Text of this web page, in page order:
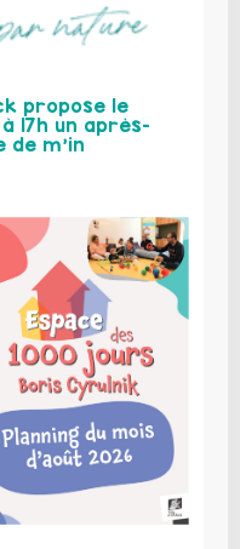
propose le
17h un après-
m’in